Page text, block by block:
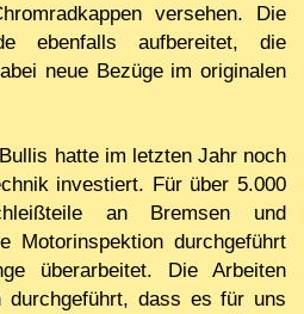
versehen. Die
ebenfalls aufbereitet, die
neue Bezüge im originalen
hatte im letzten Jahr noch
investiert. Für über 5.000
an Bremsen und
Motorinspektion durchgeführt
überarbeitet. Die Arbeiten
durchgeführt, dass es für uns